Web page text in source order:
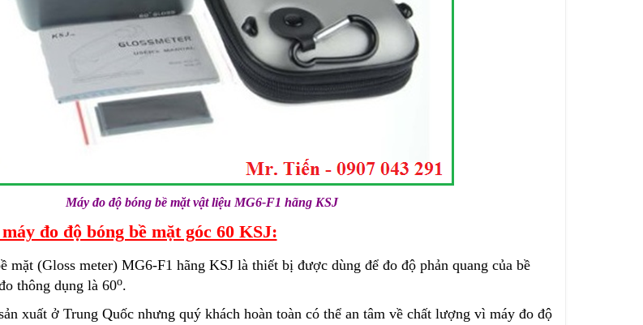
đo độ bóng bề mặt vật liệu MG6-F1 hãng KSJ
đo độ bóng bề mặt góc 60 KSJ:
mặt (Gloss meter) MG6-F1 hãng KSJ là thiết bị được dùng để đo độ phản quang của bề
thông dụng là 60o.
xuất ở Trung Quốc nhưng quý khách hoàn toàn có thể an tâm về chất lượng vì máy đo độ